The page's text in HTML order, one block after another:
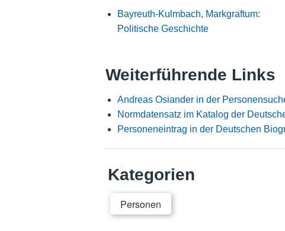
Bayreuth-Kulmbach, Markgraftum:
Politische Geschichte
Weiterführende Links
Andreas Osiander in der
Normdatensatz im Katalog der
Personeneintrag in der Deutschen
Kategorien
Personen